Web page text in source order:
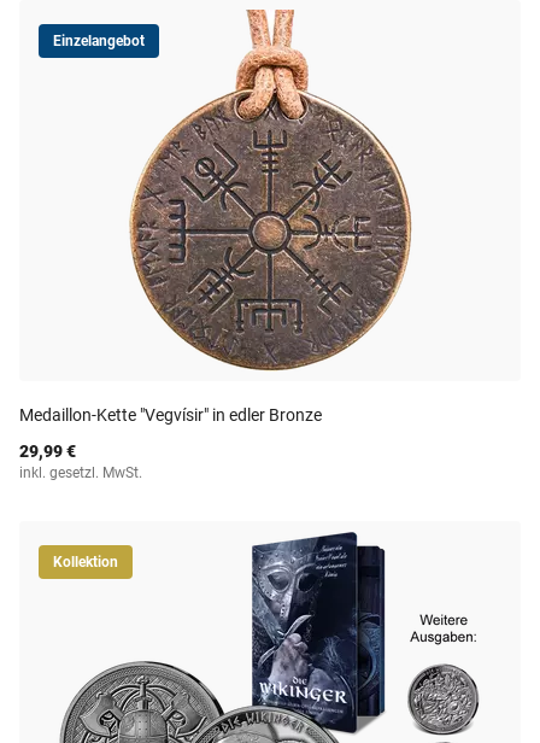
Einzelangebot
Medaillon-Kette "Vegvísir" in edler Bronze
29,99 €
inkl. gesetzl. MwSt.
Kollektion